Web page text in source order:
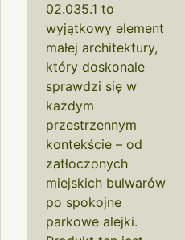
02.035.1 to
wyjątkowy element
małej architektury,
który doskonale
sprawdzi się w
każdym
przestrzennym
kontekście – od
zatłoczonych
miejskich bulwarów
po spokojne
parkowe alejki.